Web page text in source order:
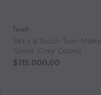
Touch
Set x 6 Touch Twin
Grises (Grey Colors)
$115.000,00